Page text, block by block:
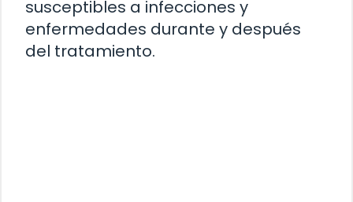
susceptibles a infecciones y
enfermedades durante y después
del tratamiento.